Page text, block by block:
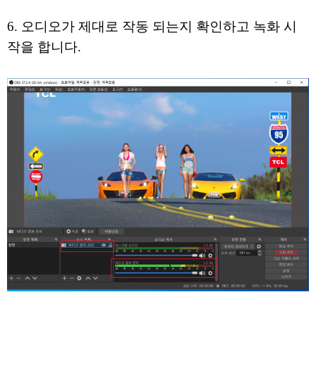
6. 오디오가 제대로 작동 되는지 확인하고 녹화 시
작을 합니다.